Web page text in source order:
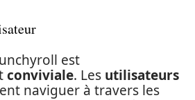
est
conviviale. Les utilisateurs
naviguer à travers les